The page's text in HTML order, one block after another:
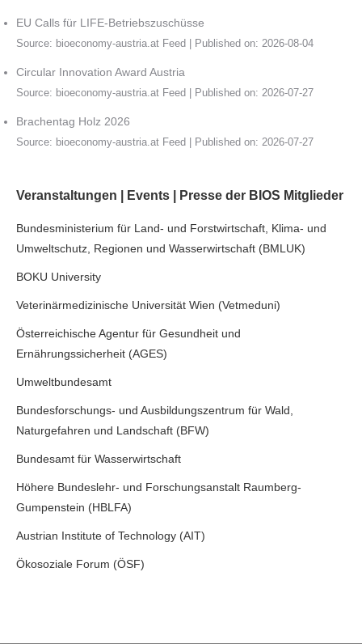
EU Calls für LIFE-Betriebszuschüsse
Source: bioeconomy-austria.at Feed Published on: 2026-08-04
Circular Innovation Award Austria
Source: bioeconomy-austria.at Feed Published on: 2026-07-27
Brachentag Holz 2026
Source: bioeconomy-austria.at Feed Published on: 2026-07-27
Veranstaltungen | Events | Presse der BIOS Mitglieder
Bundesministerium für Land- und Forstwirtschaft, Klima- und
Umweltschutz, Regionen und Wasserwirtschaft (BMLUK)
BOKU University
Veterinärmedizinische Universität Wien (Vetmeduni)
Österreichische Agentur für Gesundheit und
Ernährungssicherheit (AGES)
Umweltbundesamt
Bundesforschungs- und Ausbildungszentrum für Wald,
Naturgefahren und Landschaft (BFW)
Bundesamt für Wasserwirtschaft
Höhere Bundeslehr- und Forschungsanstalt Raumberg-
Gumpenstein (HBLFA)
Austrian Institute of Technology (AIT)
Ökosoziale Forum (ÖSF)